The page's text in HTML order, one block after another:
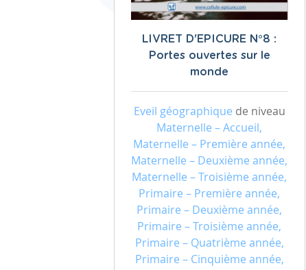
LIVRET D'EPICURE N°8 :
Portes ouvertes sur le
monde
Eveil géographique de niveau
Maternelle – Accueil,
Maternelle – Première année,
Maternelle – Deuxième année,
Maternelle – Troisième année,
Primaire – Première année,
Primaire – Deuxième année,
Primaire – Troisième année,
Primaire – Quatrième année,
Primaire – Cinquième année,